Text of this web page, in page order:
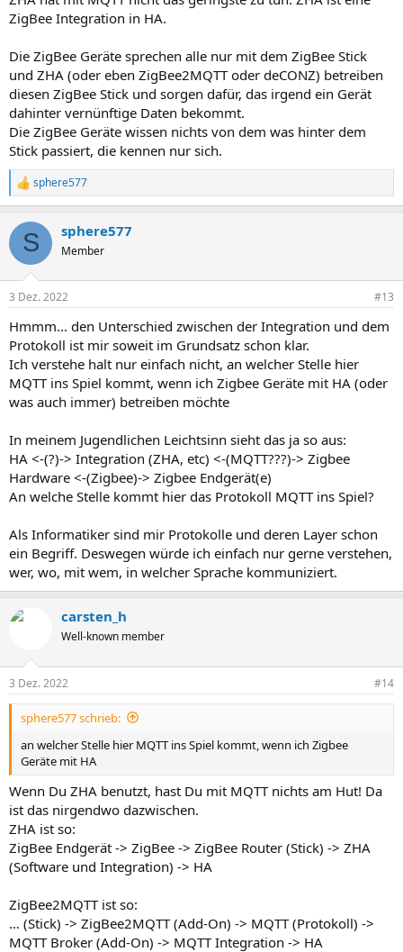
ZigBee Integration in HA.
Die ZigBee Geräte sprechen alle nur mit dem ZigBee Stick
und ZHA (oder eben ZigBee2MQTT oder deCONZ) betreiben
diesen ZigBee Stick und sorgen dafür, das irgend ein Gerät
dahinter vernünftige Daten bekommt.
Die ZigBee Geräte wissen nichts von dem was hinter dem
Stick passiert, die kennen nur sich.
R
e
k
i
e
:
sphere577
S sphere577
Member
3 Dez. 2022 #13
Hmmm... den Unterschied zwischen der Integration und dem
Protokoll ist mir soweit im Grundsatz schon klar.
Ich verstehe halt nur einfach nicht, an welcher Stelle hier
MQTT ins Spiel kommt, wenn ich Zigbee Geräte mit HA (oder
was auch immer) betreiben möchte
In meinem Jugendlichen Leichtsinn sieht das ja so aus:
HA <-(?)-> Integration (ZHA, etc) <-(MQTT???)-> Zigbee
Hardware <-(Zigbee)-> Zigbee Endgerät(e)
An welche Stelle kommt hier das Protokoll MQTT ins Spiel?
Als Informatiker sind mir Protokolle und deren Layer schon
ein Begriff. Deswegen würde ich einfach nur gerne verstehen,
wer, wo, mit wem, in welcher Sprache kommuniziert.
carsten_h
Well-known member
3 Dez. 2022 #14
sphere577 schrieb:
an welcher Stelle hier MQTT ins Spiel kommt, wenn ich Zigbee
Geräte mit HA
Wenn Du ZHA benutzt, hast Du mit MQTT nichts am Hut! Da
ist das nirgendwo dazwischen.
ZHA ist so:
ZigBee Endgerät -> ZigBee -> ZigBee Router (Stick) -> ZHA
(Software und Integration) -> HA
ZigBee2MQTT ist so:
… (Stick) -> ZigBee2MQTT (Add-On) -> MQTT (Protokoll) ->
MQTT Broker (Add-On) -> MQTT Integration -> HA